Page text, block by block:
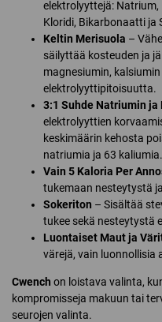
elektrolyyttejä: Natrium,
Kloridi, Bikarbonaatti ja
Keltin Merisuola –
säilyttää kosteuden ja
magnesiumin,
elektrolyyttipitoisuutta.
3:1 Suhde Natriumin
elektrolyyttien
keskimäärin kehosta
natriumia ja 63 kaliumia.
Vain 5 Kaloria Per
tukemaan nesteytystä
Sokeriton – Sisältää
tukee sekä nesteytystä
Luontaiset Maut ja
värejä, vain luonnollisia
Cwench on loistava valinta,
kompromisseja makuun tai
seurojen valinta.